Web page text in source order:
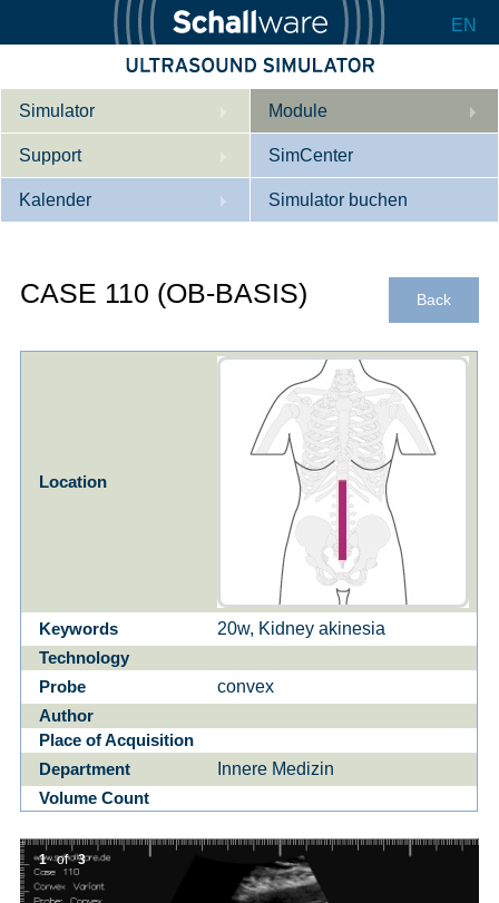
EN
Simulator
Beschreibung
Innere Medizin
Geburtshilfe / Gyn
Product Sheet
Konfigurieren
Module
Support
Wer wir sind
Downloads
SimCenter
Kalender
Referenzen
Simulator buchen
Back
CASE 110 (OB-BASIS)
Location
Keywords 20w, Kidney akinesia
Technology
Probe
convex
Author
Place of Acquisition
Department
Innere Medizin
Volume Count
1 of 3